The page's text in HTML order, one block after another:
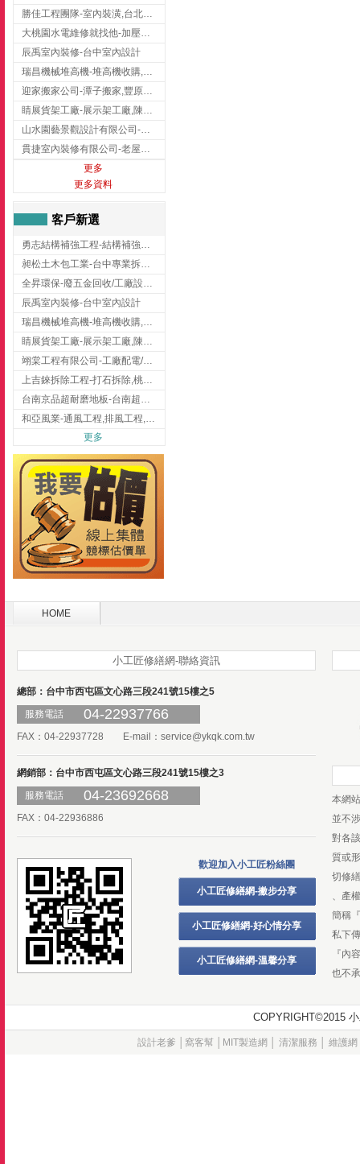
勝佳工程團隊-室內裝潢,台北房屋裝修,三重室內裝修
大桃園水電維修就找他-加壓馬達,抽水馬達,桃園水電行,中壢水電
辰禹室內裝修-台中室內設計
瑞昌機械堆高機-堆高機收購,新北市堆高機,桃園堆高機
迎家搬家公司-潭子搬家,豐原搬家,大雅搬家,大甲搬家,台中推薦搬家,台中搬家
睛展貨架工廠-展示架工廠,陳列架,台中展示架工廠
山水園藝景觀設計有限公司-景觀工程,景觀設計,新竹園藝工程,新竹景觀設計
貫捷室內裝修有限公司-老屋翻新工程,台中老屋翻新工程,台中舊屋翻新
更多
更多資料
客戶新選
勇志結構補強工程-結構補強工程 ,桃園結構補強工程,龍潭結構補強工程
昶松土木包工業-台中專業拆除工程/挖土機出租
全昇環保-廢五金回收/工廠設備收購/機械設備回收/高價收購廠房設備
辰禹室內裝修-台中室內設計
瑞昌機械堆高機-堆高機收購,新北市堆高機,桃園堆高機
睛展貨架工廠-展示架工廠,陳列架,台中展示架工廠
翊棠工程有限公司-工廠配電/高雄消防機電公司
上吉錸拆除工程-打石拆除,桃園打石拆除,桃園拆除工程
台南京品超耐磨地板-台南超耐磨地板
和亞風業-通風工程,排風工程,彰化通風工程,彰化排風工程
更多
HOME
小工匠修繕網-聯絡資訊
總部：台中市西屯區文心路三段241號15樓之5
服務電話
04-22937766
FAX：04-22937728 E-mail： service@ykqk.com.tw
網銷部：台中市西屯區文心路三段241號15樓之3
服務電話
04-23692668
FAX：04-22936886
歡迎加入小工匠粉絲團
小工匠修繕網-撇步分享
小工匠修繕網-好心情分享
小工匠修繕網-溫馨分享
本網
並不
對各
質或
切修
、產
簡稱
私下
『內
也不
設計老爹 窩客幫│ MIT製造網 清潔服務 維護網